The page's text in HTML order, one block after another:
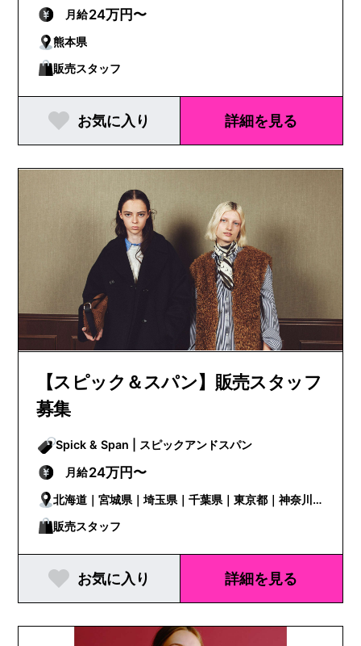
月給24万円〜
熊本県
販売スタッフ
お気に入り 詳細を見る
【スピック＆スパン】販売スタッフ
募集
Spick & Span | スピックアンドスパン
月給24万円〜
北海道｜宮城県｜埼玉県｜千葉県｜東京都｜神奈川
県｜新潟県｜静岡県｜愛知県｜京都府｜大阪府｜兵
庫県｜岡山県｜広島県｜愛媛県｜福岡県｜熊本県
販売スタッフ
お気に入り 詳細を見る